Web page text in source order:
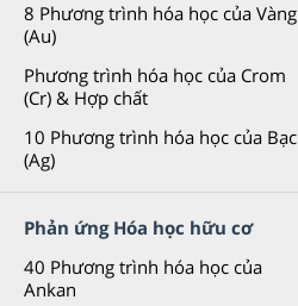
8 Phương trình hóa học của Vàng
(Au)
Phương trình hóa học của Crom
(Cr) & Hợp chất
10 Phương trình hóa học của Bạc
(Ag)
Phản ứng Hóa học hữu cơ
40 Phương trình hóa học của
Ankan